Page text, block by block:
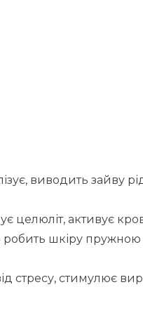
виводить зайву
целюліт, активує
шкіру пружною
стресу, стимулює